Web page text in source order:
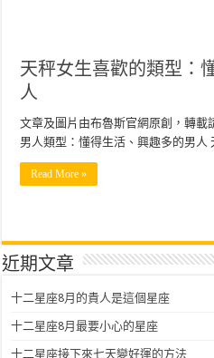
天秤女生喜歡的類型：
人
文章及圖片由布魯斯官網原創，轉載
男人類型：懂得生活、興趣多的男
Read More »
近期文章
十二星座8月的貴人是這個星座
十二星座8月最要小心的星座
十二星座接下來七天變好運的方法